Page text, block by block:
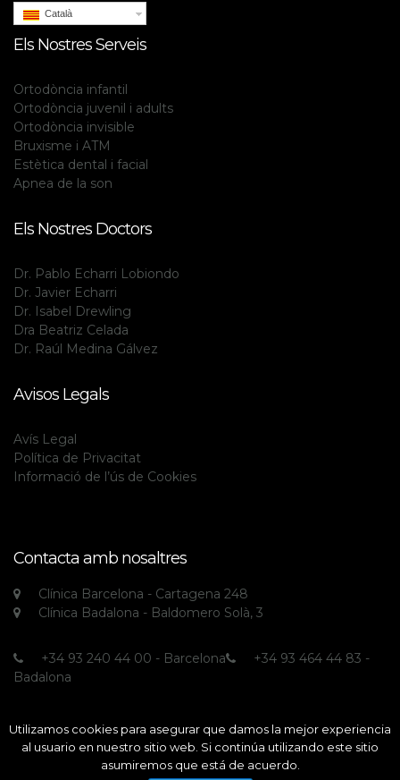
Català
Els Nostres Serveis
Ortodòncia infantil
Ortodòncia juvenil i adults
Ortodòncia invisible
Bruxisme i ATM
Estètica dental i facial
Apnea de la son
Els Nostres Doctors
Dr. Pablo Echarri Lobiondo
Dr. Javier Echarri
Dr. Isabel Drewling
Dra Beatriz Celada
Dr. Raúl Medina Gálvez
Avisos Legals
Avís Legal
Política de Privacitat
Informació de l’ús de Cookies
Contacta amb nosaltres
Clínica Barcelona - Cartagena 248
Clínica Badalona - Baldomero Solà, 3
+34 93 240 44 00 - Barcelona
+34 93 464 44 83 -
Badalona
Utilizamos cookies para asegurar que damos la mejor experiencia
al usuario en nuestro sitio web. Si continúa utilizando este sitio
asumiremos que está de acuerdo.